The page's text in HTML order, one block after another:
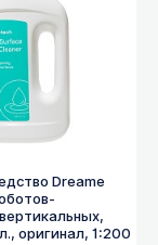
Dreame
оригинал, 1:200